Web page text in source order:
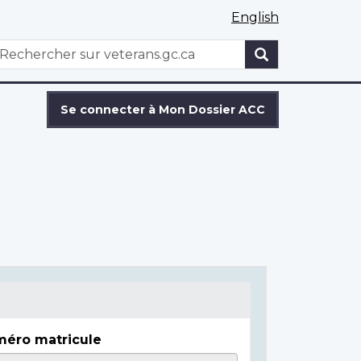
English
WxT
Se connecter à Mon Dossier ACC
matricule